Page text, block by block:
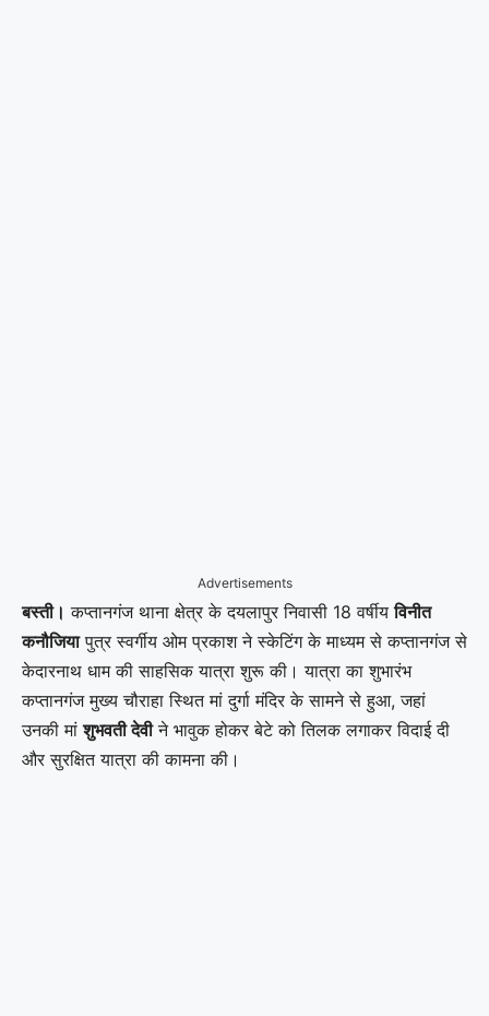
Advertisements
बस्ती। कप्तानगंज थाना क्षेत्र के दयलापुर निवासी 18 वर्षीयविनीत
कनौजियापुत्र स्वर्गीय ओम प्रकाश ने स्केटिंग के माध्यम से कप्तानगंज से
केदारनाथ धाम की साहसिक यात्रा शुरू की। यात्रा का शुभारंभ
कप्तानगंज मुख्य चौराहा स्थित मां दुर्गा मंदिर के सामने से हुआ, जहां
उनकी मांशुभवती देवीने भावुक होकर बेटे को तिलक लगाकर विदाई दी
और सुरक्षित यात्रा की कामना की।